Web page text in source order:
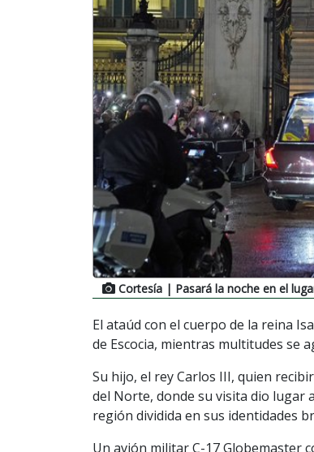
Cortesía | Pasará la noche en el
El ataúd con el cuerpo de la reina
de Escocia, mientras multitudes se
Su hijo, el rey Carlos III, quien
del Norte, donde su visita dio lugar
región dividida en sus identidades
Un avión militar C-17 Globemaster